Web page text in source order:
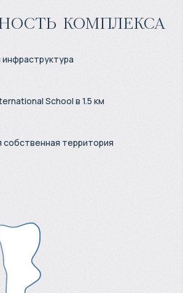
комплекса
School в 1.5 км
собственная территория